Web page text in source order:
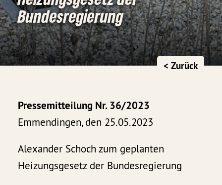
Bundesregierung
< Zurück
Pressemitteilung Nr. 36/2023
Emmendingen, den 25.05.2023
Alexander Schoch zum geplanten
Heizungsgesetz der Bundesregierung